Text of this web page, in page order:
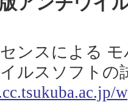
ンスによる
ルスソフトの